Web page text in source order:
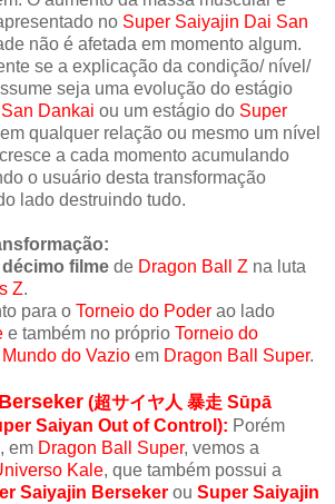
no Super Saiyajin Dai San
não é afetada em momento algum.
se a explicação da condição/ nível/
seja uma evolução do estágio
Dankai ou um estágio do Super
qualquer relação ou mesmo um nível
a cada momento acumulando
o usuário desta transformação
lado destruindo tudo.
décimo filme de Dragon Ball Z na luta
Z.
para o Torneio do Poder ao lado
e também no próprio Torneio do
Mundo do Vazio em Dragon Ball Super.
(超サイヤ人 暴走 Sūpā
Saiyan Out of Control): Porém
em Dragon Ball Super, vemos a
Kale, que também possui a
Saiyajin Berseker ou Super Saiyajin